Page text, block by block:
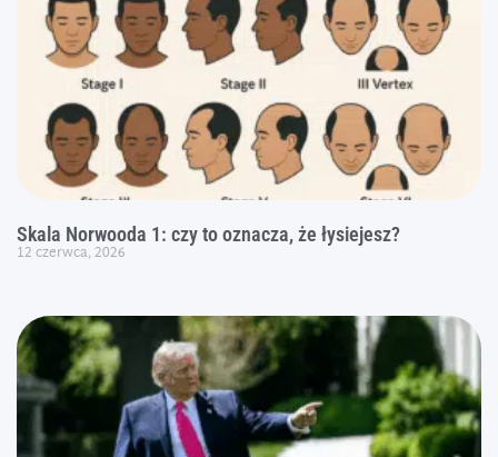
Skala Norwooda 1: czy to oznacza, że łysiejesz?
12 czerwca, 2026